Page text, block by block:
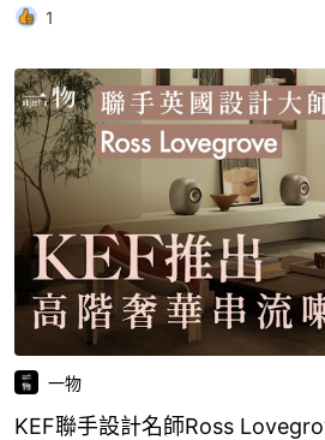
1
一物
KEF聯手設計名師Ross